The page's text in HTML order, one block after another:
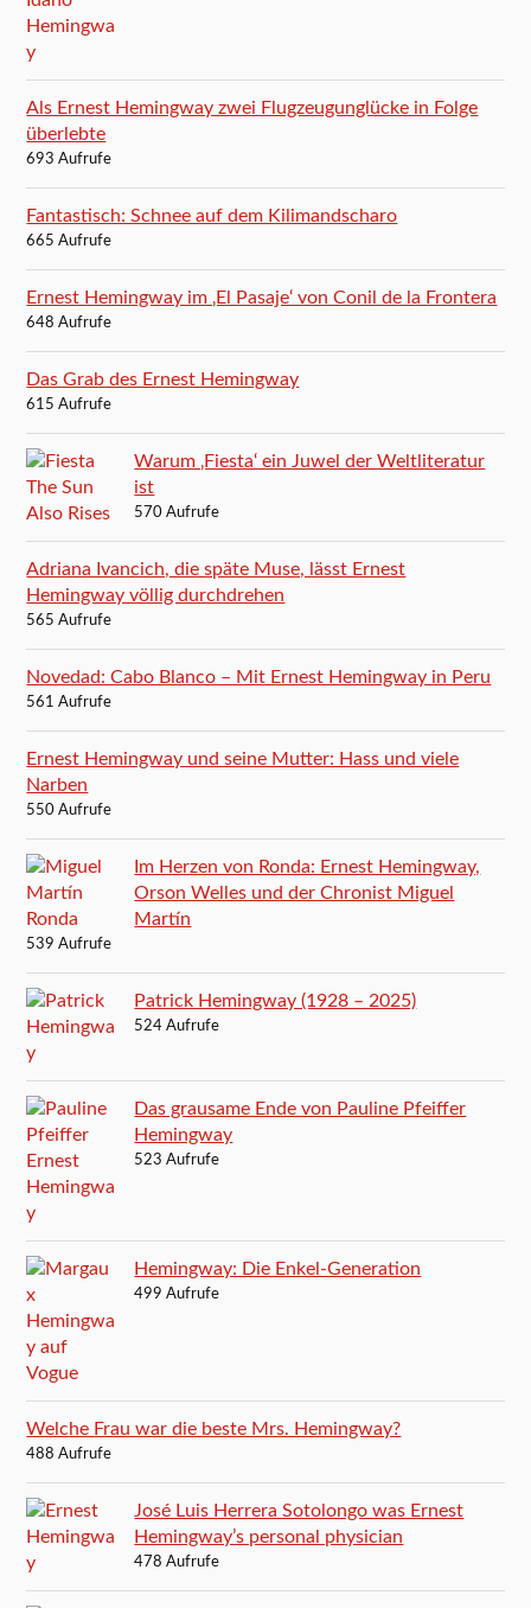
Als Ernest Hemingway zwei Flugzeugunglücke in Folge
überlebte
693 Aufrufe
Fantastisch: Schnee auf dem Kilimandscharo
665 Aufrufe
Ernest Hemingway im ‚El Pasaje‘ von Conil de la Frontera
648 Aufrufe
Das Grab des Ernest Hemingway
615 Aufrufe
Warum ‚Fiesta‘ ein Juwel der Weltliteratur
ist
570 Aufrufe
Adriana Ivancich, die späte Muse, lässt Ernest
Hemingway völlig durchdrehen
565 Aufrufe
Novedad: Cabo Blanco – Mit Ernest Hemingway in Peru
561 Aufrufe
Ernest Hemingway und seine Mutter: Hass und viele
Narben
550 Aufrufe
Im Herzen von Ronda: Ernest Hemingway,
Orson Welles und der Chronist Miguel
Martín
539 Aufrufe
Patrick Hemingway (1928 – 2025)
524 Aufrufe
Das grausame Ende von Pauline Pfeiffer
Hemingway
523 Aufrufe
Hemingway: Die Enkel-Generation
499 Aufrufe
Welche Frau war die beste Mrs. Hemingway?
488 Aufrufe
José Luis Herrera Sotolongo was Ernest
Hemingway’s personal physician
478 Aufrufe